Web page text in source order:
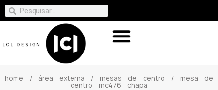
home / área externa / mesas de centro / mesa de
centro mc476 chapa